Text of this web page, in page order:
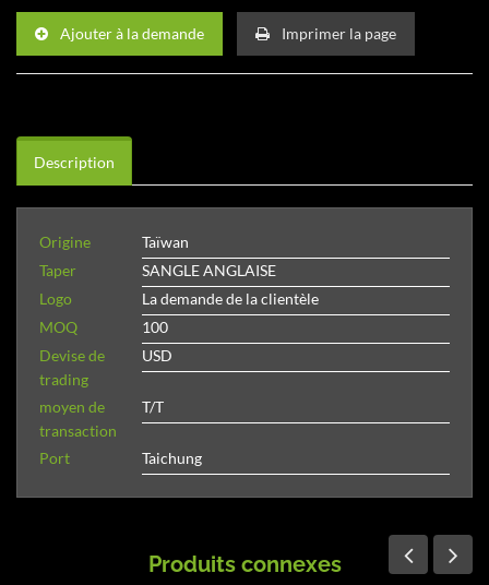
Ajouter à la demande Imprimer la page
Description
Origine
Taïwan
Taper
SANGLE ANGLAISE
Logo
La demande de la clientèle
MOQ
100
Devise de
trading
USD
moyen de
transaction
T/T
Port Taichung
Produits connexes